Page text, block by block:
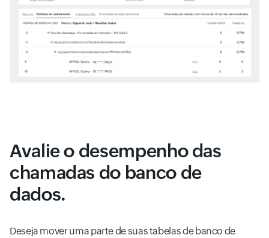
Avalie o desempenho das
chamadas do banco de
dados.
Deseja mover uma parte de suas tabelas de banco de